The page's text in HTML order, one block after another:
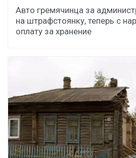
Авто гремячинца за
на штрафстоянку, теперь с
оплату за хранение